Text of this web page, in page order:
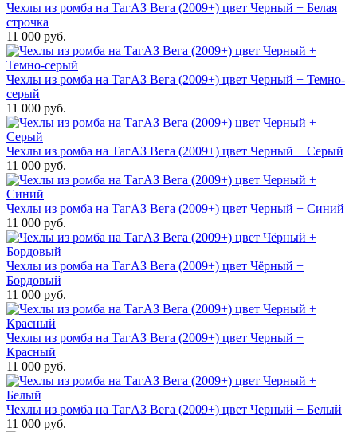
Чехлы из ромба на ТагАЗ Вега (2009+) цвет Черный + Белая
строчка
11 000 руб.
Чехлы из ромба на ТагАЗ Вега (2009+) цвет Черный + Темно-
серый
11 000 руб.
Чехлы из ромба на ТагАЗ Вега (2009+) цвет Черный + Серый
11 000 руб.
Чехлы из ромба на ТагАЗ Вега (2009+) цвет Черный + Синий
11 000 руб.
Чехлы из ромба на ТагАЗ Вега (2009+) цвет Чёрный +
Бордовый
11 000 руб.
Чехлы из ромба на ТагАЗ Вега (2009+) цвет Черный +
Красный
11 000 руб.
Чехлы из ромба на ТагАЗ Вега (2009+) цвет Черный + Белый
11 000 руб.